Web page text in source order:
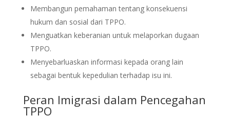
Membangun pemahaman tentang konsekuensi
hukum dan sosial dari TPPO.
Menguatkan keberanian untuk melaporkan dugaan
TPPO.
Menyebarluaskan informasi kepada orang lain
sebagai bentuk kepedulian terhadap isu ini.
Peran Imigrasi dalam Pencegahan
TPPO